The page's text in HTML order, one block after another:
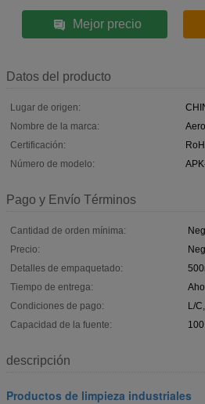
Mejor precio
Datos del producto
Lugar de origen:
Nombre de la marca:
Certificación:
Número de modelo:
Pago y Envío Términos
Cantidad de orden mínima:
Precio:
Detalles de empaquetado:
Tiempo de entrega:
Condiciones de pago:
L/
Capacidad de la fuente:
descripción
Productos de limpieza industriales